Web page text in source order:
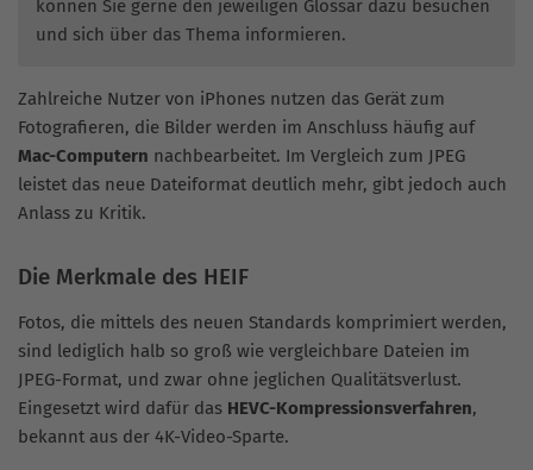
können Sie gerne den jeweiligen Glossar dazu besuchen
und sich über das Thema informieren.
Zahlreiche Nutzer von iPhones nutzen das Gerät zum
Fotografieren, die Bilder werden im Anschluss häufig auf
Mac-Computern nachbearbeitet. Im Vergleich zum JPEG
leistet das neue Dateiformat deutlich mehr, gibt jedoch auch
Anlass zu Kritik.
Die Merkmale des HEIF
Fotos, die mittels des neuen Standards komprimiert werden,
sind lediglich halb so groß wie vergleichbare Dateien im
JPEG-Format, und zwar ohne jeglichen Qualitätsverlust.
Eingesetzt wird dafür das HEVC-Kompressionsverfahren,
bekannt aus der 4K-Video-Sparte.